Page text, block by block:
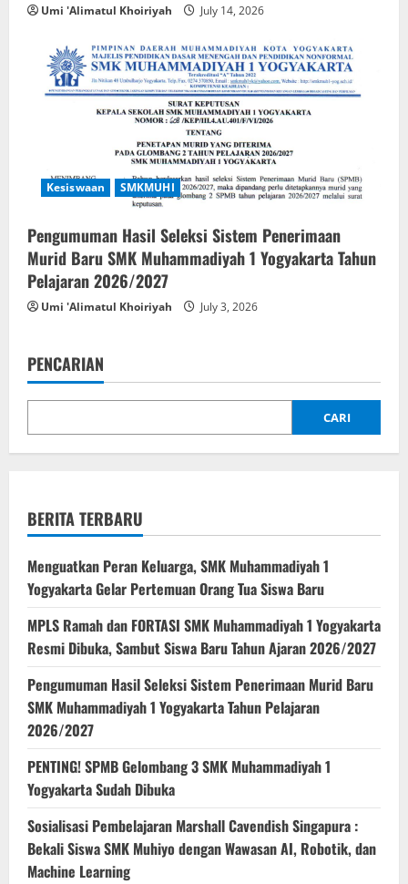
Umi 'Alimatul Khoiriyah July 14, 2026
Kesiswaan SMKMUHI
Pengumuman Hasil Seleksi Sistem Penerimaan
Murid Baru SMK Muhammadiyah 1 Yogyakarta Tahun
Pelajaran 2026/2027
Umi 'Alimatul Khoiriyah July 3, 2026
PENCARIAN
CARI
BERITA TERBARU
Menguatkan Peran Keluarga, SMK Muhammadiyah 1
Yogyakarta Gelar Pertemuan Orang Tua Siswa Baru
MPLS Ramah dan FORTASI SMK Muhammadiyah 1 Yogyakarta
Resmi Dibuka, Sambut Siswa Baru Tahun Ajaran 2026/2027
Pengumuman Hasil Seleksi Sistem Penerimaan Murid Baru
SMK Muhammadiyah 1 Yogyakarta Tahun Pelajaran
2026/2027
PENTING! SPMB Gelombang 3 SMK Muhammadiyah 1
Yogyakarta Sudah Dibuka
Sosialisasi Pembelajaran Marshall Cavendish Singapura :
Bekali Siswa SMK Muhiyo dengan Wawasan AI, Robotik, dan
Machine Learning